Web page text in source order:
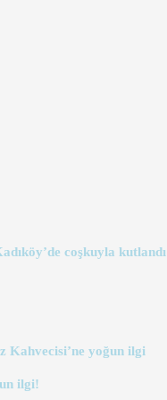
coşkuyla kutlandı
Kahvecisi’ne yoğun ilgi
ilgi!